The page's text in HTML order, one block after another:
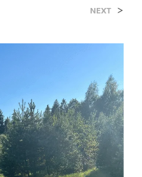
NEXT >